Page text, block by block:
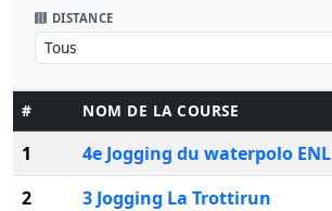
DISTANCE
# NOM DE LA COURSE
1
4e Jogging du waterpolo ENL
2
3 Jogging La Trottirun